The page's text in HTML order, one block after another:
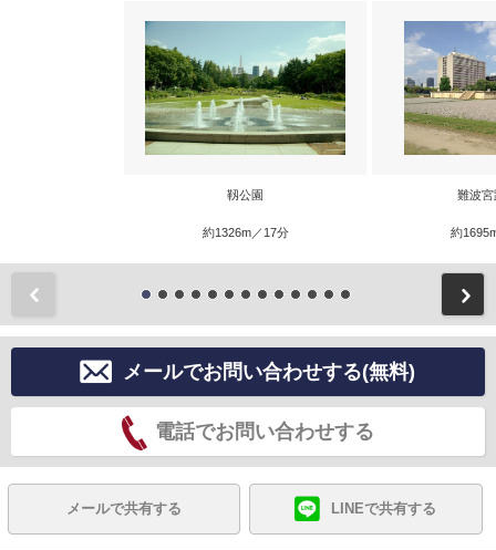
靱公園
約1326m／17分
難波宮
約
メールでお問い合わせする(無料)
電話でお問い合わせする
メールで共有する LINEで共有する